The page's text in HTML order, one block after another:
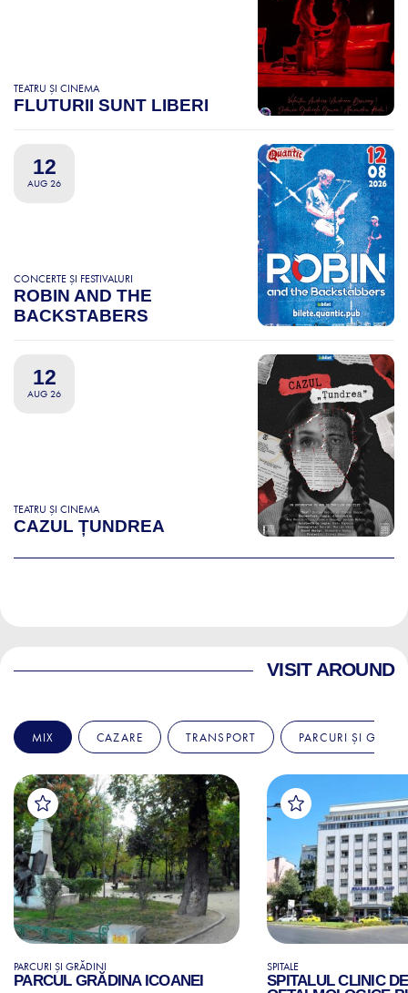
TEATRU ȘI CINEMA
FLUTURII SUNT LIBERI
12
AUG 26
CONCERTE ȘI FESTIVALURI
ROBIN AND THE
BACKSTABERS
12
AUG 26
TEATRU ȘI CINEMA
CAZUL ȚUNDREA
VISIT AROUND
MIX CAZARE TRANSPORT PARCURI ȘI
PARCURI ȘI GRĂDINI
PARCUL GRĂDINA ICOANEI
SPITALE
SPITALUL CLINIC